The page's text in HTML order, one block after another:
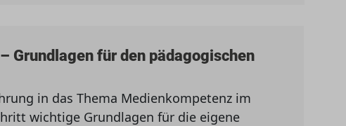
Grundlagen für den pädagogischen
in das Thema Medienkompetenz im
wichtige Grundlagen für die eigene